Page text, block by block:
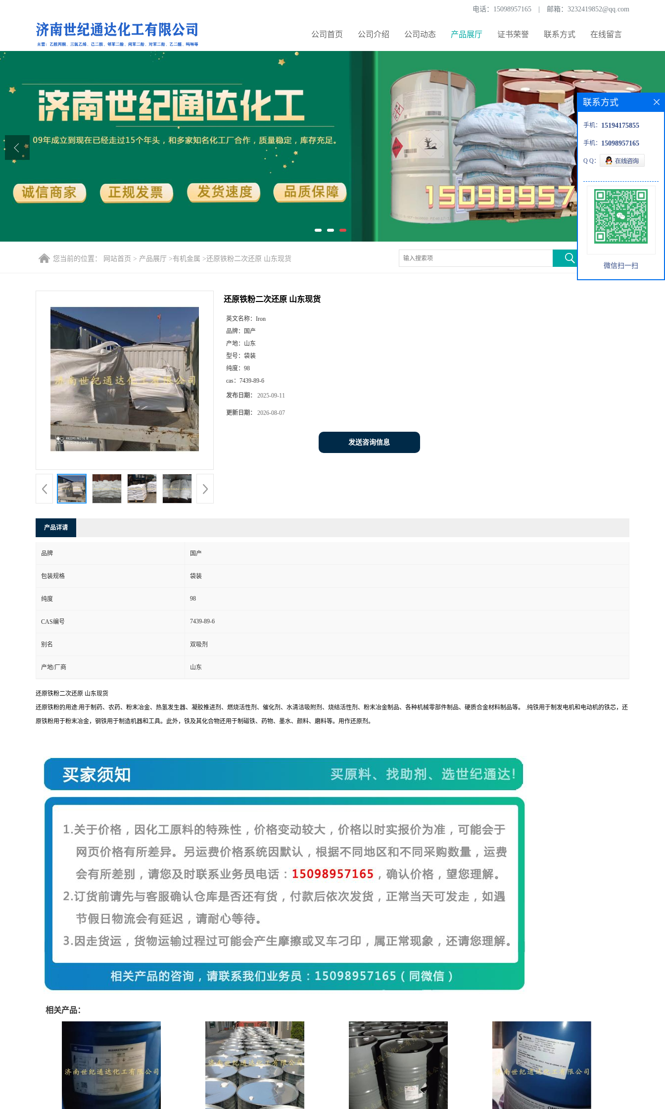
电话： 15098957165 邮箱： 3232419852@qq.com
公司首页 公司介绍 公司动态 产品展厅 证书荣誉 联系方式 在线留言
公司首页
产品展厅
联系方式
您当前的位置： 网站首页 > 产品展厅 >有机金属 >还原铁粉二次还原 山东现货
还原铁粉二次还原 山东现货
英文名称： Iron
品牌：
国产
产地： 山东
型号： 袋装
纯度： 98
cas： 7439-89-6
发布日期： 2025-09-11
更新日期： 2026-08-07
发送咨询信息
产品详请
品牌 国产
包装规格 袋装
纯度 98
CAS编号 7439-89-6
别名 双吸剂
产地/厂商 山东
还原铁粉二次还原 山东现货
还原铁粉的用途:用于制药、农药、粉末冶金、热氢发生器、凝胶推进剂、燃烧活性剂、催化剂、水清洁吸附剂、烧结活性剂、粉末冶金制品、各种机械零部件制品、硬质合金材料制品等。 .纯铁用于制发电机和电动机的铁芯，还
原铁粉用于粉末冶金，钢铁用于制造机器和工具。此外，铁及其化合物还用于制磁铁、药物、墨水、颜料、磨料等。用作还原剂。
相关产品：
联系方式
手机： 15194175855
手机： 15098957165
Q Q：
微信扫一扫